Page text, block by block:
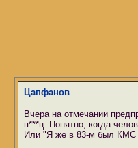
Цапфанов
Вчера на отмечании
п***ц. Понятно, когда
Или "Я же в 83-м был КМС